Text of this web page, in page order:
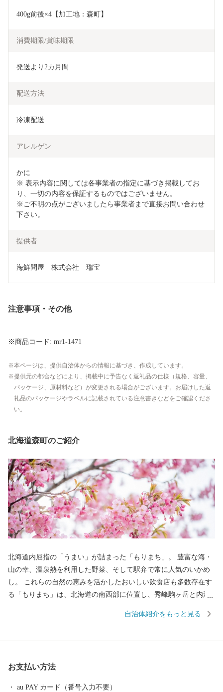
400g前後×4【加工地：森町】
消費期限/賞味期限
発送より2カ月間
配送方法
冷凍配送
アレルゲン
かに
※ 表示内容に関しては各事業者の指定に基づき掲載してお
り、一切の内容を保証するものではございません。
※ご不明の点がございましたら事業者まで直接お問い合わせ
下さい。
提供者
海鮮問屋　株式会社　瑞宝
注意事項・その他
※商品コード: mr1-1471
本ページは、提供自治体からの情報に基づき、作成しています。
提供元の都合などにより、掲載中に予告なく返礼品の仕様（規格、容量、
パッケージ、原材料など）が変更される場合がございます。お届けした返
礼品のパッケージやラベルに記載されている注意書きなどをご確認くださ
い。
北海道森町のご紹介
北海道内屈指の「うまい」が詰まった「もりまち」。 豊富な海・
山の幸、温泉熱を利用した野菜、そして駅弁で常に人気のいかめ
し。 これらの自然の恵みを活かしたおいしい飲食店も多数存在す
る「もりまち」は、北海道の南西部に位置し、秀峰駒ヶ岳と内浦
知られ、国内最大級の縄文時代の環状列石（ストーンサークル）
が咲き誇る、食・桜・歴史を間近に感じることができる街です。
自治体紹介をもっと見る
お支払い方法
au PAY カード（番号入力不要）